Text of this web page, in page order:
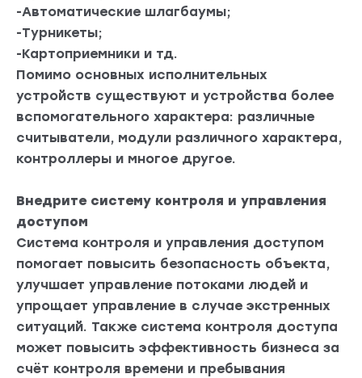
-Автоматические шлагбаумы;
-Турникеты;
-Картоприемники и тд.
Помимо основных исполнительных
устройств существуют и устройства более
вспомогательного характера: различные
считыватели, модули различного характера,
контроллеры и многое другое.
Внедрите систему контроля и управления
доступом
Система контроля и управления доступом
помогает повысить безопасность объекта,
улучшает управление потоками людей и
упрощает управление в случае экстренных
ситуаций. Также система контроля доступа
может повысить эффективность бизнеса за
счёт контроля времени и пребывания